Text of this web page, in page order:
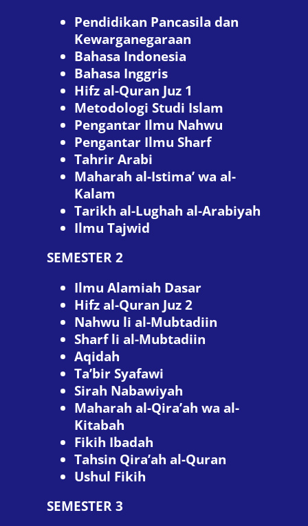
Pendidikan Pancasila dan
Kewarganegaraan
Bahasa Indonesia
Bahasa Inggris
Hifz al-Quran Juz 1
Metodologi Studi Islam
Pengantar Ilmu Nahwu
Pengantar Ilmu Sharf
Tahrir Arabi
Maharah al-Istima’ wa al-
Kalam
Tarikh al-Lughah al-Arabiyah
Ilmu Tajwid
SEMESTER 2
Ilmu Alamiah Dasar
Hifz al-Quran Juz 2
Nahwu li al-Mubtadiin
Sharf li al-Mubtadiin
Aqidah
Ta’bir Syafawi
Sirah Nabawiyah
Maharah al-Qira’ah wa al-
Kitabah
Fikih Ibadah
Tahsin Qira’ah al-Quran
Ushul Fikih
SEMESTER 3